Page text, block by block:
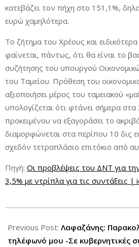
κατεβάζει τον πήχη στο 151,1%,
ευρώ χαμηλότερα.
Το ζήτημα του Χρέους και
φαίνεται, πάντως, ότι θα είναι το
συζήτησης του υπουργού
του Ταμείου. Πρόθεση του
αξιοποιήσει μέρος του ταμειακού
υπολογίζεται ότι φτάνει σήμερα
προκειμένου να εξαγοράσει το
διαμορφώνεται στα περίπου 10 δις
σχεδόν τετραπλάσιο επιτόκιο από
Πηγή: Οι προβλέψεις του ΔΝΤ για
3,5% με ντρίπλα για τις συντάξεις
10-
10
Previous Post: Λαφαζάνης:
τηλέφωνό μου -Σε κυβερνητικές